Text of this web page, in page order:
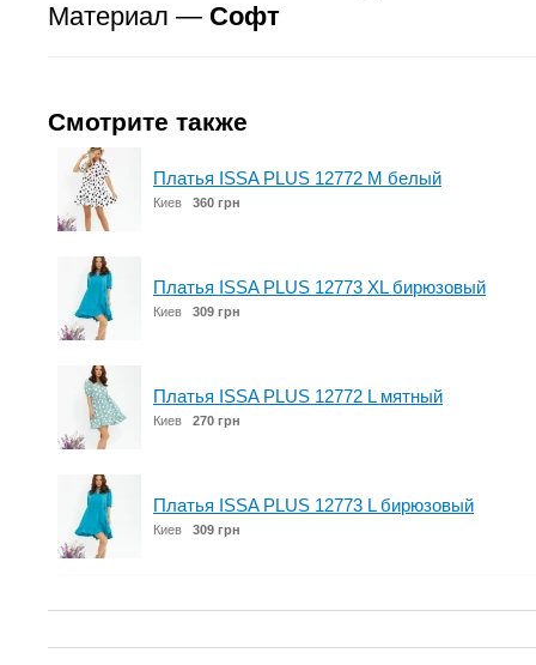
Материал — Софт
Смотрите также
Платья ISSA PLUS 12772 M белый
Киев 360 грн
Платья ISSA PLUS 12773 XL бирюзовый
Киев 309 грн
Платья ISSA PLUS 12772 L мятный
Киев 270 грн
Платья ISSA PLUS 12773 L бирюзовый
Киев 309 грн